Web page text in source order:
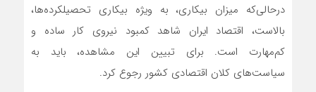
در‌حالی‌که میزان بیکاری، به ویژه بیکاری تحصیلکرده‌ها،
بالاست، اقتصاد ایران شاهد کمبود نیروی کار ساده و
کم‌مهارت است. برای تبیین این مشاهده، باید به
سیاست‌های کلان اقتصادی کشور رجوع کرد.